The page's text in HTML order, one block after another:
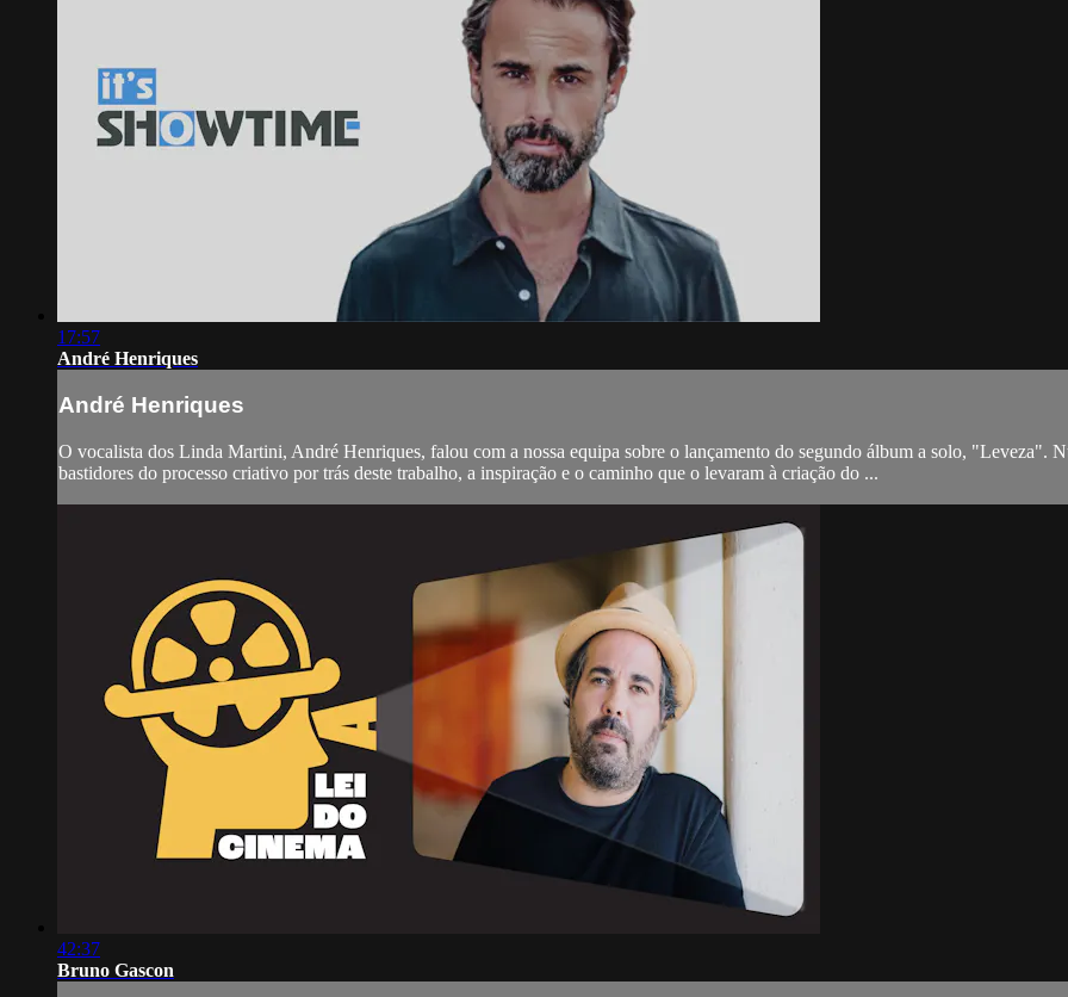
17:57
André Henriques
André Henriques
O vocalista dos Linda Martini, André Henriques, falou com a nossa equipa sobre o lançamento do segundo álbum a solo, "Leveza".
bastidores do processo criativo por trás deste trabalho, a inspiração e o caminho que o levaram à criação do ...
42:37
Bruno Gascon